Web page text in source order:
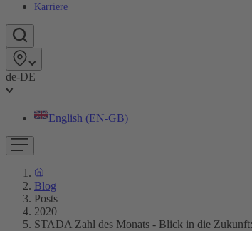
Karriere
de-DE
English (EN-GB)
Blog
Posts
2020
STADA Zahl des Monats - Blick in die